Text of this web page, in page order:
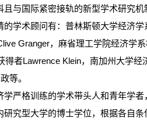
且与国际紧密接轨的新型学术研究
学术顾问有：普林斯顿大学经济
Granger，麻省理工学院经济学
者Lawrence Klein，南加州大学经
等。
严格训练的学术带头人和青年学
究型大学的博士学位，根据各自